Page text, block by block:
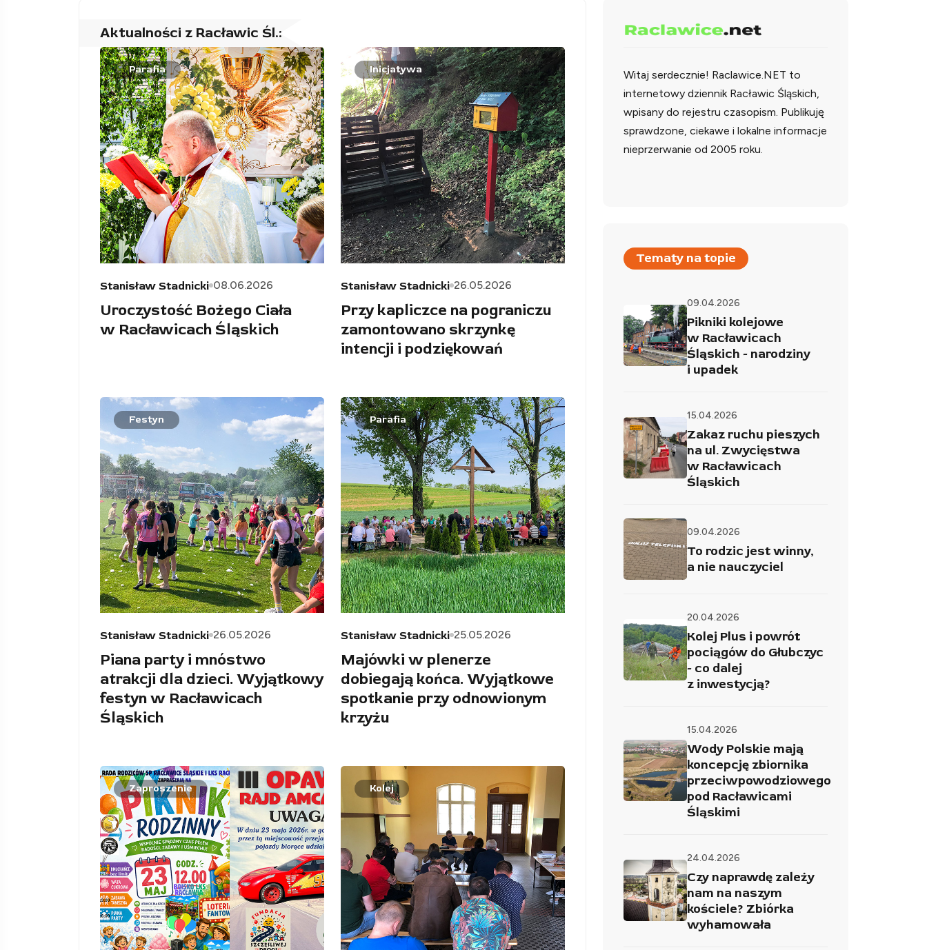
Aktualności z Racławic Śl.:
Parafia
Stanisław Stadnicki 08.06.2026
Uroczystość Bożego Ciała
w Racławicach Śląskich
Inicjatywa
Stanisław Stadnicki 26.05.2026
Przy kapliczce na pograniczu
zamontowano skrzynkę
intencji i podziękowań
Festyn
Stanisław Stadnicki 26.05.2026
Piana party i mnóstwo
atrakcji dla dzieci. Wyjątkowy
festyn w Racławicach
Śląskich
Parafia
Stanisław Stadnicki 25.05.2026
Majówki w plenerze
dobiegają końca. Wyjątkowe
spotkanie przy odnowionym
krzyżu
Zaproszenie Kolej
Witaj serdecznie! Raclawice.NET to
internetowy dziennik Racławic Śląskich,
wpisany do rejestru czasopism. Publikuję
sprawdzone, ciekawe i lokalne informacje
nieprzerwanie od 2005 roku.
Tematy na topie
09.04.2026
Pikniki kolejowe
w Racławicach
Śląskich - narodziny
i upadek
15.04.2026
Zakaz ruchu pieszych
na ul. Zwycięstwa
w Racławicach
Śląskich
09.04.2026
To rodzic jest winny,
a nie nauczyciel
20.04.2026
Kolej Plus i powrót
pociągów do Głubczyc
- co dalej
z inwestycją?
15.04.2026
Wody Polskie mają
koncepcję zbiornika
przeciwpowodziowego
pod Racławicami
Śląskimi
24.04.2026
Czy naprawdę zależy
nam na naszym
kościele? Zbiórka
wyhamowała